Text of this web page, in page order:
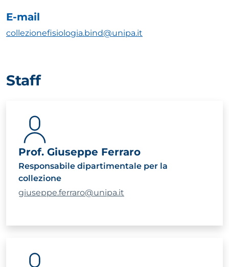
E-mail
collezionefisiologia.bind@unipa.it
Staff
Prof. Giuseppe Ferraro
Responsabile dipartimentale per la
collezione
giuseppe.ferraro@unipa.it